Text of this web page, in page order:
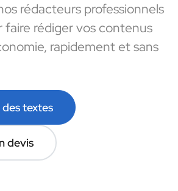
rédacteurs professionnels
faire rédiger vos contenus
rapidement et sans
textes
devis